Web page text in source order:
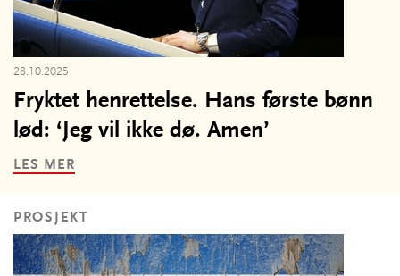
28.10.2025
Fryktet henrettelse. Hans første bønn
lød: ‘Jeg vil ikke dø. Amen’
LES MER
PROSJEKT